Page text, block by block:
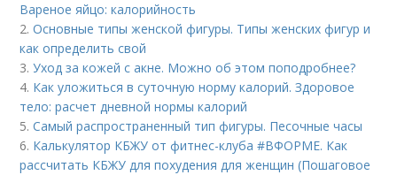
Вареное яйцо: калорийность
2.Основные типы женской фигуры. Типы женских фигур и
как определить свой
3.Уход за кожей с акне. Можно об этом поподробнее?
4. Как уложиться в суточную норму калорий. Здоровое
тело: расчет дневной нормы калорий
5.Самый распространенный тип фигуры. Песочные часы
6. Калькулятор КБЖУ от фитнес-клуба #ВФОРМЕ. Как
рассчитать КБЖУ для похудения для женщин (Пошаговое